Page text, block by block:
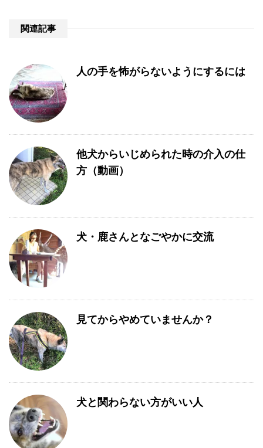
関連記事
人の手を怖がらないようにするには
他犬からいじめられた時の介入の仕
方（動画）
犬・鹿さんとなごやかに交流
見てからやめていませんか？
犬と関わらない方がいい人